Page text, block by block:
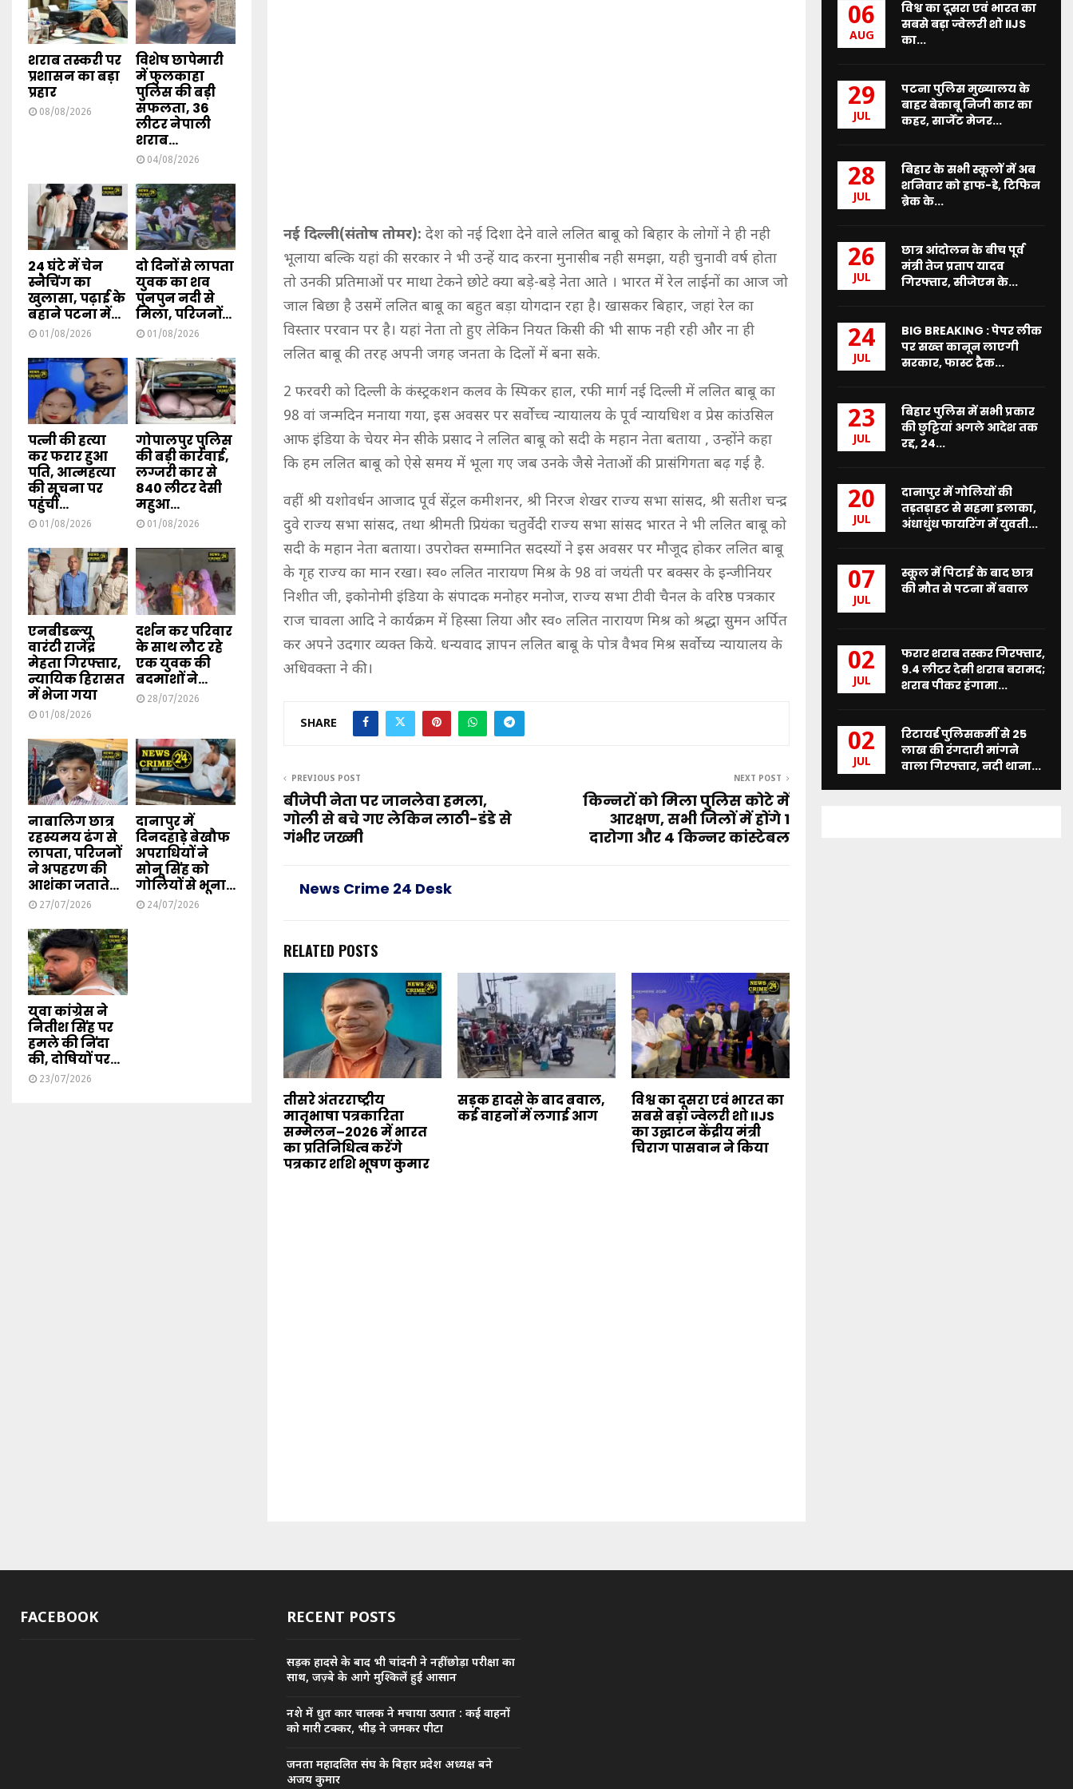
नई दिल्ली(संतोष तोमर): देश को नई दिशा देने वाले ललित बाबू को बिहार के लोगों ने ही नही
भूलाया बल्कि यहां की सरकार ने भी उन्हें याद करना मुनासीब नही समझा, यही चुनावी वर्ष होता
तो उनकी प्रतिमाओं पर माथा टेकने छोटे क्या बड़े-बड़े नेता आते । भारत में रेल लाईनों का आज जो
जाल बिछा है उसमें ललित बाबू का बहुत बड़ा योगदान रहा है। खासकर बिहार, जहां रेल का
विस्तार परवान पर है। यहां नेता तो हुए लेकिन नियत किसी की भी साफ नही रही और ना ही
ललित बाबू की तरह अपनी जगह जनता के दिलों में बना सके.
2 फरवरी को दिल्ली के कंस्ट्रकशन कलव के स्पिकर हाल, रफी मार्ग नई दिल्ली में ललित बाबू का
98 वां जन्मदिन मनाया गया, इस अवसर पर सर्वोच्च न्यायालय के पूर्व न्यायधिश व प्रेस कांउसिल
आफ इंडिया के चेयर मेन सीके प्रसाद ने ललित बाबू को सदी के महान नेता बताया , उन्होंने कहा
कि हम ललित बाबू को ऐसे समय में भूला गए जब उनके जैसे नेताओं की प्रासंगिगता बढ़ गई है.
वहीं श्री यशोवर्धन आजाद पूर्व सेंट्रल कमीशनर, श्री निरज शेखर राज्य सभा सांसद, श्री सतीश चन्द्र
दुवे राज्य सभा सांसद, तथा श्रीमती प्रियंका चतुर्वेदी राज्य सभा सांसद भारत ने भी ललित बाबू को
सदी के महान नेता बताया। उपरोक्त सम्मानित सदस्यों ने इस अवसर पर मौजूद होकर ललित बाबू
के गृह राज्य का मान रखा। स्व० ललित नारायण मिश्र के 98 वां जयंती पर बक्सर के इन्जीनियर
निशीत जी, इकोनोमी इंडिया के संपादक मनोहर मनोज, राज्य सभा टीवी चैनल के वरिष्ठ पत्रकार
राज चावला आदि ने कार्यक्रम में हिस्सा लिया और स्व० ललित नारायण मिश्र को श्रद्धा सुमन अर्पित
कर अपने उदगार व्यक्त किये. धन्यवाद ज्ञापन ललित बाबू के पोत्र वैभव मिश्र सर्वोच्य न्यायालय के
अधिवक्ता ने की।
SHARE
PREVIOUS POST
बीजेपी नेता पर जानलेवा हमला,
गोली से बचे गए लेकिन लाठी-डंडे से
गंभीर जख्मी
NEXT POST
किन्नरों को मिला पुलिस कोटे में
आरक्षण, सभी जिलों में होंगे 1
दारोगा और 4 किन्नर कांस्टेबल
News Crime 24 Desk
RELATED POSTS
तीसरे अंतरराष्ट्रीय
मातृभाषा पत्रकारिता
सम्मेलन–2026 में भारत
का प्रतिनिधित्व करेंगे
पत्रकार शशि भूषण कुमार
सड़क हादसे के बाद बवाल,
कई वाहनों में लगाई आग
विश्व का दूसरा एवं भारत का
सबसे बड़ा ज्वेलरी शो IIJS
का उद्घाटन केंद्रीय मंत्री
चिराग पासवान ने किया
शराब तस्करी पर
प्रशासन का बड़ा
प्रहार
08/08/2026
विशेष छापेमारी
में फुलकाहा
पुलिस की बड़ी
सफलता, 36
लीटर नेपाली
शराब...
04/08/2026
24 घंटे में चेन
स्नैचिंग का
खुलासा, पढ़ाई के
बहाने पटना में...
01/08/2026
दो दिनों से लापता
युवक का शव
पुनपुन नदी से
मिला, परिजनों...
01/08/2026
पत्नी की हत्या
कर फरार हुआ
पति, आत्महत्या
की सूचना पर
पहुंची...
01/08/2026
गोपालपुर पुलिस
की बड़ी कार्रवाई,
लग्जरी कार से
840 लीटर देसी
महुआ...
01/08/2026
एनबीडब्ल्यू
वारंटी राजेंद्र
मेहता गिरफ्तार,
न्यायिक हिरासत
में भेजा गया
01/08/2026
दर्शन कर परिवार
के साथ लौट रहे
एक युवक की
बदमाशों ने...
28/07/2026
नाबालिग छात्र
रहस्यमय ढंग से
लापता, परिजनों
ने अपहरण की
आशंका जताते...
27/07/2026
दानापुर में
दिनदहाड़े बेखौफ
अपराधियों ने
सोनू सिंह को
गोलियों से भूना...
24/07/2026
युवा कांग्रेस ने
नितीश सिंह पर
हमले की निंदा
की, दोषियों पर...
23/07/2026
06
AUG
विश्व का दूसरा एवं भारत का
सबसे बड़ा ज्वेलरी शो IIJS
का...
29
JUL
पटना पुलिस मुख्यालय के
बाहर बेकाबू निजी कार का
कहर, सार्जेंट मेजर...
28
JUL
बिहार के सभी स्कूलों में अब
शनिवार को हाफ-डे, टिफिन
ब्रेक के...
26
JUL
छात्र आंदोलन के बीच पूर्व
मंत्री तेज प्रताप यादव
गिरफ्तार, सीजेएम के...
24
JUL
BIG BREAKING : पेपर लीक
पर सख्त कानून लाएगी
सरकार, फास्ट ट्रैक...
23
JUL
बिहार पुलिस में सभी प्रकार
की छुट्टियां अगले आदेश तक
रद्द, 24...
20
JUL
दानापुर में गोलियों की
तड़तड़ाहट से सहमा इलाका,
अंधाधुंध फायरिंग में युवती...
07
JUL
स्कूल में पिटाई के बाद छात्र
की मौत से पटना में बवाल
02
JUL
फरार शराब तस्कर गिरफ्तार,
9.4 लीटर देसी शराब बरामद;
शराब पीकर हंगामा...
02
JUL
रिटायर्ड पुलिसकर्मी से 25
लाख की रंगदारी मांगने
वाला गिरफ्तार, नदी थाना...
FACEBOOK RECENT POSTS
सड़क हादसे के बाद भी चांदनी ने नहीं छोड़ा परीक्षा का
साथ, जज़्बे के आगे मुश्किलें हुईं आसान
नशे में धुत कार चालक ने मचाया उत्पात : कई वाहनों
को मारी टक्कर, भीड़ ने जमकर पीटा
जनता महादलित संघ के बिहार प्रदेश अध्यक्ष बने
अजय कुमार